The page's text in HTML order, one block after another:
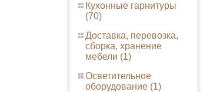
Кухонные гарнитуры
(70)
Доставка, перевозка,
сборка, хранение
мебели (1)
Осветительное
оборудование (1)